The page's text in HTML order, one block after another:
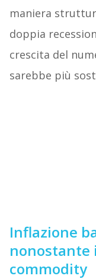
maniera
doppia
crescita del
sarebbe più
Inflazione
nonostante
commodity